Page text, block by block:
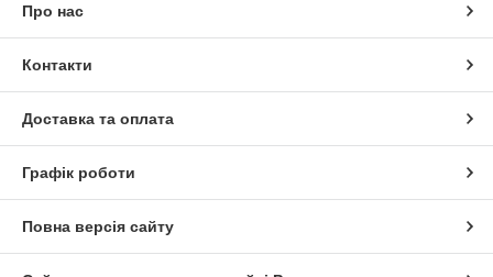
Про нас
Контакти
Доставка та оплата
Графік роботи
Повна версія сайту